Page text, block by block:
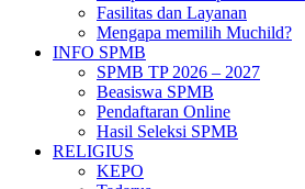
Fasilitas dan Layanan
Mengapa memilih Muchild?
INFO SPMB
SPMB TP 2026 – 2027
Beasiswa SPMB
Pendaftaran Online
Hasil Seleksi SPMB
RELIGIUS
KEPO